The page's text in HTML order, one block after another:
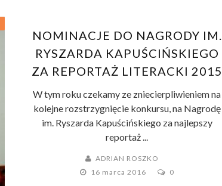
NOMINACJE DO NAGRODY IM.
RYSZARDA KAPUŚCIŃSKIEGO
ZA REPORTAŻ LITERACKI 2015
W tym roku czekamy ze zniecierpliwieniem na
kolejne rozstrzygnięcie konkursu, na Nagrodę
im. Ryszarda Kapuścińskiego za najlepszy
reportaż ...
ADRIAN ROSZKO
16 marca 2016
0